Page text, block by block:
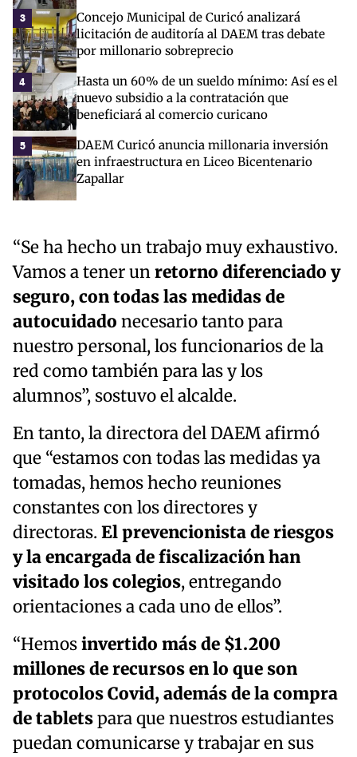
3
Concejo Municipal de Curicó analizará
licitación de auditoría al DAEM tras debate
por millonario sobreprecio
4
Hasta un 60% de un sueldo mínimo: Así es el
nuevo subsidio a la contratación que
beneficiará al comercio curicano
5
DAEM Curicó anuncia millonaria inversión
en infraestructura en Liceo Bicentenario
Zapallar
“Se ha hecho un trabajo muy exhaustivo.
Vamos a tener unretorno diferenciado y
seguro, con todas las medidas de
autocuidado necesario tanto para
nuestro personal, los funcionarios de la
red como también para las y los
alumnos”, sostuvo el alcalde.
En tanto, la directora del DAEM afirmó
que “estamos con todas las medidas ya
tomadas, hemos hecho reuniones
constantes con los directores y
directoras. El prevencionista de riesgos
y la encargada de fiscalización han
visitado los colegios, entregando
orientaciones a cada uno de ellos”.
“Hemosinvertido más de $1.200
millones de recursos en lo que son
protocolos Covid, además de la compra
de tabletspara que nuestros estudiantes
puedan comunicarse y trabajar en sus